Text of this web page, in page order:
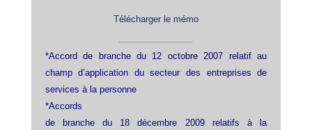
Télécharger le mémo
*Accord de branche du 12 octobre 2007 relatif au
champ d’application du secteur des entreprises de
services à la personne
*Accords
de branche du 18 décembre 2009 relatifs à la